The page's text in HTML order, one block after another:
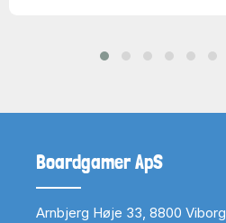
Boardgamer ApS
Arnbjerg Høje 33, 8800 Viborg